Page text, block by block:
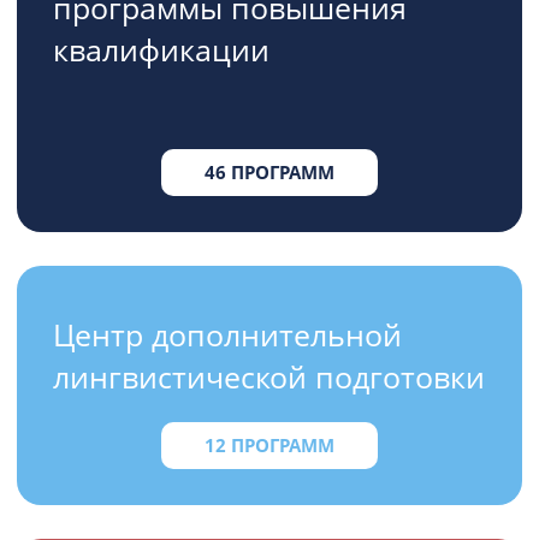
квалификации
46 ПРОГРАММ
Центр дополнительной
лингвистической подготовки
12 ПРОГРАММ